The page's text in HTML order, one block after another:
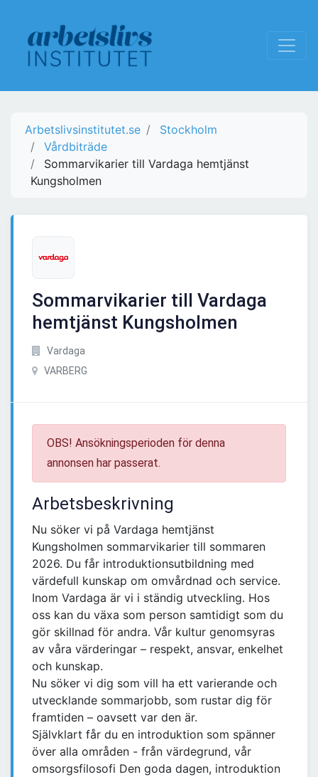
Arbetslivsinstitutet.se
Stockholm
Vårdbiträde
Sommarvikarier till Vardaga hemtjänst
Kungsholmen
Sommarvikarier till Vardaga
hemtjänst Kungsholmen
Vardaga
VARBERG
OBS! Ansökningsperioden för denna
annonsen har passerat.
Arbetsbeskrivning
Nu söker vi på Vardaga hemtjänst
Kungsholmen sommarvikarier till sommaren
2026. Du får introduktionsutbildning med
värdefull kunskap om omvårdnad och service.
Inom Vardaga är vi i ständig utveckling. Hos
oss kan du växa som person samtidigt som du
gör skillnad för andra. Vår kultur genomsyras
av våra värderingar – respekt, ansvar, enkelhet
och kunskap.
Nu söker vi dig som vill ha ett varierande och
utvecklande sommarjobb, som rustar dig för
framtiden – oavsett var den är.
Självklart får du en introduktion som spänner
över alla områden - från värdegrund, vår
omsorgsfilosofi Den goda dagen, introduktion